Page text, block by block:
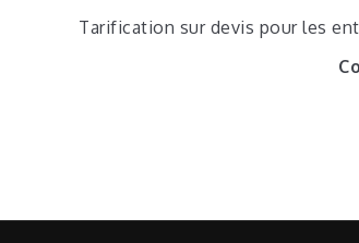
Tarification sur devis pour les